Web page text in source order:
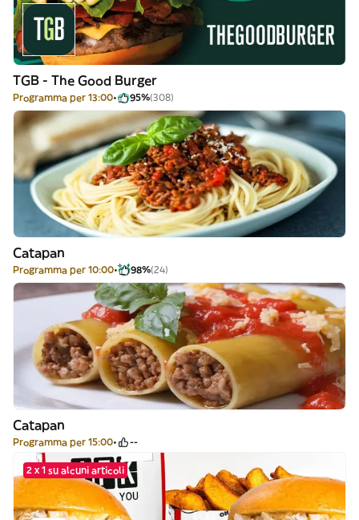
TGB - The Good Burger
Programma per 13:00 95%(308)
Catapan
Programma per 10:00 98%(24)
Catapan
Programma per 15:00 --
2 x 1 su alcuni articoli